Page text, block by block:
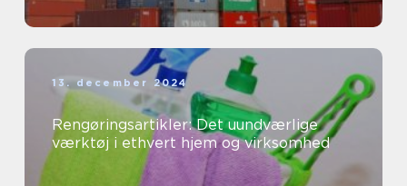
13. december 2024
Rengøringsartikler: Det uundværlige
værktøj i ethvert hjem og virksomhed